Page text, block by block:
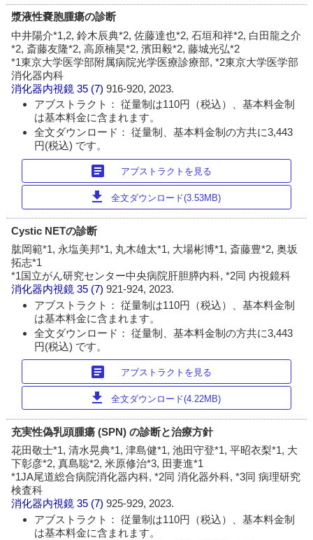
漿液性嚢胞腫瘍の診断
中井陽介*1,2, 鈴木辰典*2, 佐藤達也*2, 石垣和祥*2, 白田龍之介
*2, 斎藤友隆*2, 高原楠昊*2, 濱田毅*2, 藤城光弘*2
*1東京大学医学部附属病院光学医療診療部, *2東京大学医学部
消化器内科
消化器内視鏡 35 (7)916-920, 2023.
アブストラクト： 従量制は110円（税込）、基本料金制
は基本料金に含まれます。
全文ダウンロード： 従量制、基本料金制の方共に3,443
円(税込) です。
article アブストラクトを見る
download 全文ダウンロード(3.53MB)
Cystic NETの診断
肱岡範*1, 永塩美邦*1, 丸木雄太*1, 大場彬博*1, 斎藤豊*2, 奥坂
拓志*1
*1国立がん研究センター中央病院肝胆膵内科, *2同 内視鏡科
消化器内視鏡 35 (7)921-924, 2023.
アブストラクト： 従量制は110円（税込）、基本料金制
は基本料金に含まれます。
全文ダウンロード： 従量制、基本料金制の方共に3,443
円(税込) です。
article アブストラクトを見る
download 全文ダウンロード(4.22MB)
充実性偽乳頭腫瘍 (SPN) の診断と治療方針
花田敬士*1, 清水晃典*1, 津島健*1, 池田守登*1, 平昭衣梨*1, 大
下彰彦*2, 真島聡*2, 米原修治*3, 田妻進*1
*1JA尾道総合病院消化器内科, *2同 消化器外科, *3同 病理研究
検査科
消化器内視鏡 35 (7)925-929, 2023.
アブストラクト： 従量制は110円（税込）、基本料金制
は基本料金に含まれます。